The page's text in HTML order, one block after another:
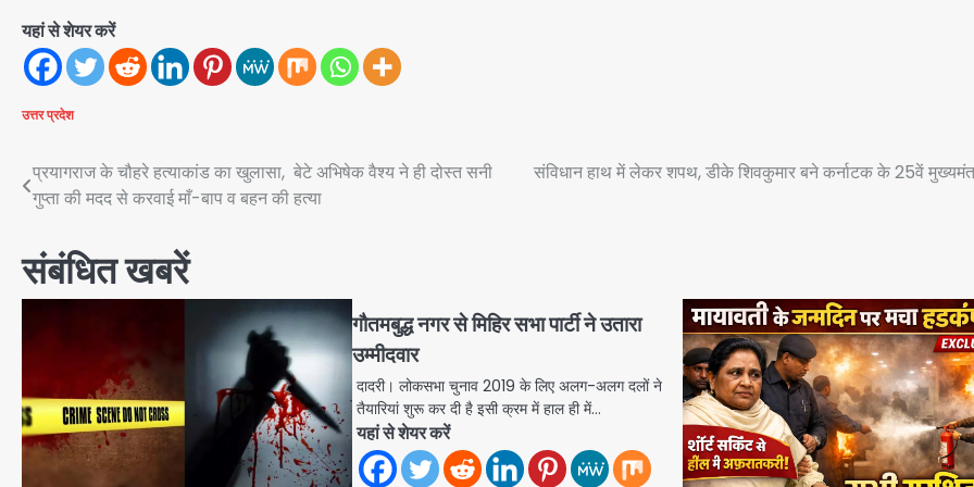
यहां से शेयर करें
उत्तर प्रदेश
Post
navigation
प्रयागराज के चौहरे हत्याकांड का खुलासा, बेटे अभिषेक वैश्य ने ही दोस्त सनी
गुप्ता की मदद से करवाई माँ-बाप व बहन की हत्या
संविधान हाथ में लेकर शपथ, डीके शिवकुमार बने कर्नाटक के 25वें
संबंधित खबरें
गौतमबुद्ध नगर से मिहिर सभा पार्टी ने उतारा
उम्मीदवार
दादरी। लोकसभा चुनाव 2019 के लिए अलग-अलग दलों ने
तैयारियां शुरू कर दी है इसी क्रम में हाल ही में…
यहां से शेयर करें